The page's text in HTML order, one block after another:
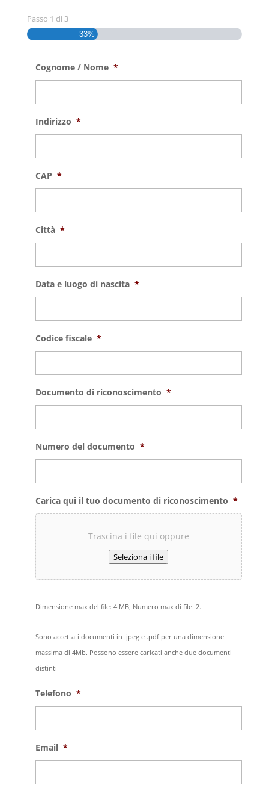
Passo 1 di 3
33%
Cognome / Nome *
Indirizzo *
CAP *
Città *
Data e luogo di nascita *
Codice fiscale *
Documento di riconoscimento *
Numero del documento *
Carica qui il tuo documento di riconoscimento *
Trascina i file qui oppure
Seleziona i file
Dimensione max del file: 4 MB, Numero max di file: 2.
Sono accettati documenti in .jpeg e .pdf per una dimensione
massima di 4Mb. Possono essere caricati anche due documenti
distinti
Telefono *
Email *